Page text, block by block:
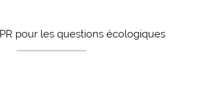
pour les questions écologiques